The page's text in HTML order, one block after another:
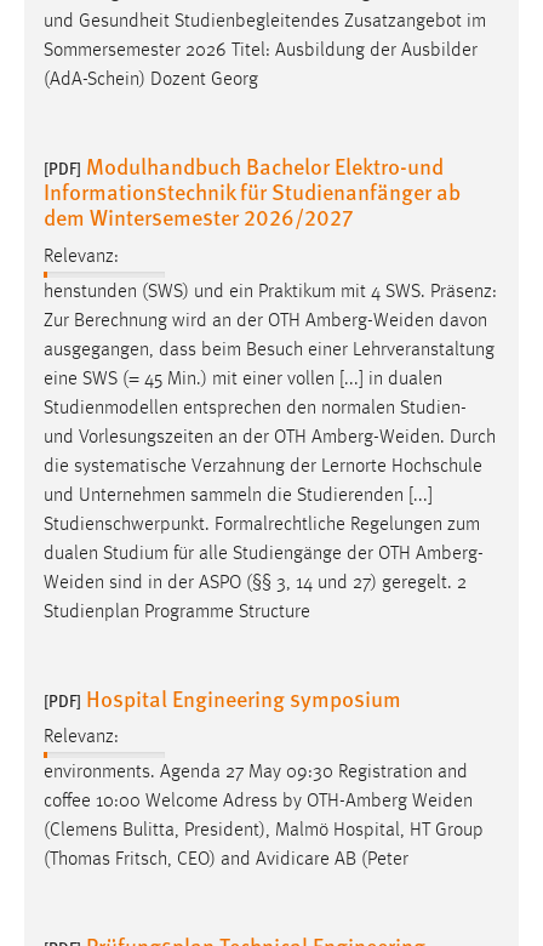
und Gesundheit Studienbegleitendes Zusatzangebot im
Sommersemester 2026 Titel: Ausbildung der Ausbilder
(AdA-Schein) Dozent Georg
[PDF] Modulhandbuch Bachelor Elektro-und
Informationstechnik für Studienanfänger ab
dem Wintersemester 2026/2027
Relevanz:
henstunden (SWS) und ein Praktikum mit 4 SWS. Präsenz:
Zur Berechnung wird an der OTH Amberg-Weiden davon
ausgegangen, dass beim Besuch einer Lehrveranstaltung
eine SWS (= 45 Min.) mit einer vollen [...] in dualen
Studienmodellen entsprechen den normalen Studien-
und Vorlesungszeiten an der OTH Amberg-Weiden. Durch
die systematische Verzahnung der Lernorte Hochschule
und Unternehmen sammeln die Studierenden [...]
Studienschwerpunkt. Formalrechtliche Regelungen zum
dualen Studium für alle Studiengänge der OTH Amberg-
Weiden sind in der ASPO (§§ 3, 14 und 27) geregelt. 2
Studienplan Programme Structure
[PDF] Hospital Engineering symposium
Relevanz:
environments. Agenda 27 May 09:30 Registration and
coffee 10:00 Welcome Adress by OTH-Amberg Weiden
(Clemens Bulitta, President), Malmö Hospital, HT Group
(Thomas Fritsch, CEO) and Avidicare AB (Peter